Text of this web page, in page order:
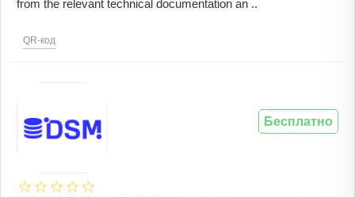
from the relevant technical documentation an ..
QR-код
Бесплатно